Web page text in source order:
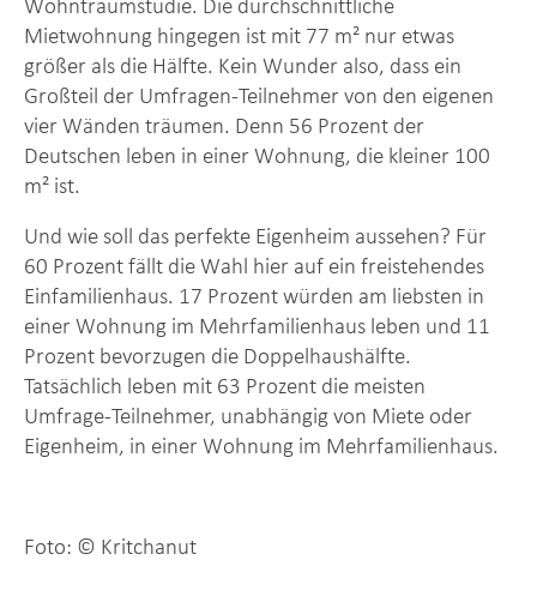
Wohntraumstudie. Die durchschnittliche
Mietwohnung hingegen ist mit 77 m² nur etwas
größer als die Hälfte. Kein Wunder also, dass ein
Großteil der Umfragen-Teilnehmer von den eigenen
vier Wänden träumen. Denn 56 Prozent der
Deutschen leben in einer Wohnung, die kleiner 100
m² ist.
Und wie soll das perfekte Eigenheim aussehen? Für
60 Prozent fällt die Wahl hier auf ein freistehendes
Einfamilienhaus. 17 Prozent würden am liebsten in
einer Wohnung im Mehrfamilienhaus leben und 11
Prozent bevorzugen die Doppelhaushälfte.
Tatsächlich leben mit 63 Prozent die meisten
Umfrage-Teilnehmer, unabhängig von Miete oder
Eigenheim, in einer Wohnung im Mehrfamilienhaus.
Foto: © Kritchanut